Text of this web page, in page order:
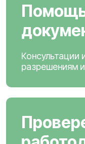
Консультации
разрешениям